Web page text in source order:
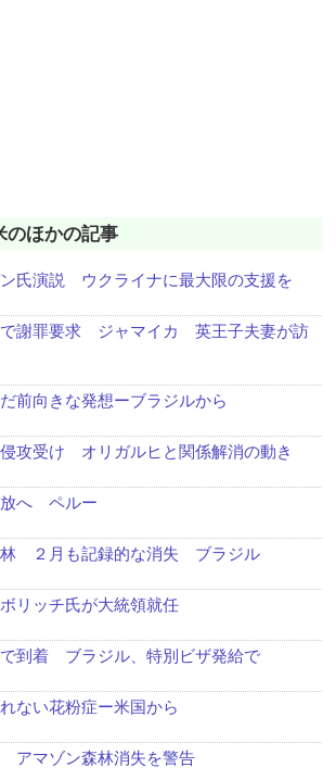
のほかの記事
ン氏演説 ウクライナに最大限の支援を
で謝罪要求 ジャマイカ 英王子夫妻が訪
前向きな発想ーブラジルから
攻受け オリガルヒと関係解消の動き
放へ ペルー
林 ２月も記録的な消失 ブラジル
リッチ氏が大統領就任
到着 ブラジル、特別ビザ発給で
ない花粉症ー米国から
アマゾン森林消失を警告